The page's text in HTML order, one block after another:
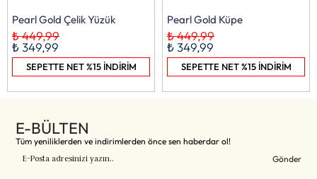
Pearl Gold Çelik Yüzük
₺ 349,99
₺ 449,99
SEPETTE NET %15 İNDİRİM
Pearl Gold Küpe
₺ 349,99
₺ 449,99
SEPETTE NET %15 İNDİRİM
E-BÜLTEN
Tüm yeniliklerden ve indirimlerden önce sen haberdar ol!
Gönder